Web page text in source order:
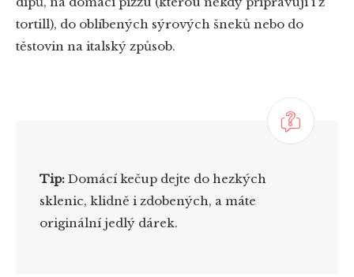
tortill), do oblíbených sýrových šneků nebo do
těstovin na italský způsob.
Tip: Domácí kečup dejte do hezkých
sklenic, klidně i zdobených, a máte
originální jedlý dárek.